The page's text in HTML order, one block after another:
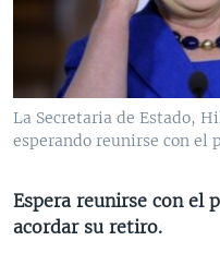
VENEZUELA
BRASIL
NICARAGUA
ECONOMÍA
ENTRETENIMIENTO Y
TECNOLOGÍA
DEPORTES
MULTIMEDIA
VIDEOS
FOTOGRAFÍA
AUDIOS
PROGRAMAS TV
EL MUNDO AL DÍA
FORO INTERAMERICANO
LAS CLAVES
RADIO
AVANCE INFORMATIVO
BUENOS DÍAS AMÉRICA
DIRECT
Learning English
La Secretaria de Estado,
esperando reunirse con el
Espera reunirse con el
acordar su retiro.